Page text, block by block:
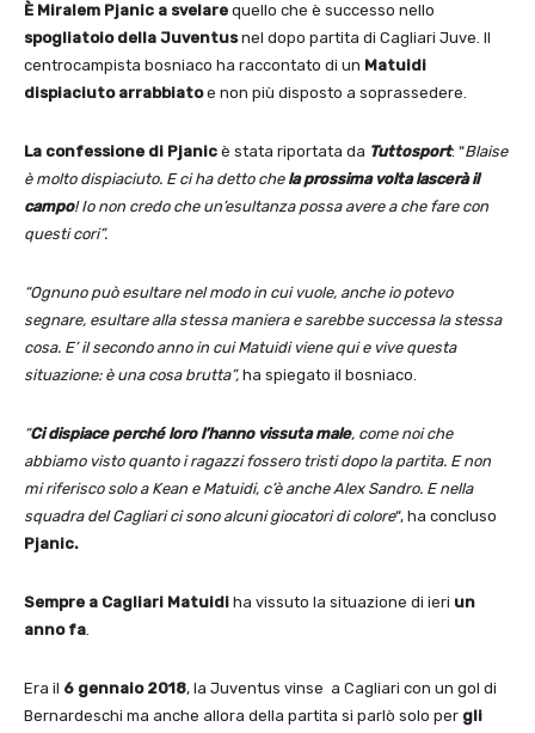
È Miralem Pjanic a svelare quello che è successo nello
spogliatoio della Juventusnel dopo partita di Cagliari Juve. Il
centrocampista bosniaco ha raccontato di un Matuidi
dispiaciuto arrabbiatoe non più disposto a soprassedere.
La confessione di Pjanic è stata riportata da Tuttosport: “Blaise
è molto dispiaciuto. E ci ha detto che la prossima volta lascerà il
campo! Io non credo che un’esultanza possa avere a che fare con
questi cori”.
“Ognuno può esultare nel modo in cui vuole, anche io potevo
segnare, esultare alla stessa maniera e sarebbe successa la stessa
cosa. E’ il secondo anno in cui Matuidi viene qui e vive questa
situazione: è una cosa brutta”, ha spiegato il bosniaco.
“Ci dispiace perché loro l’hanno vissuta male, come noi che
abbiamo visto quanto i ragazzi fossero tristi dopo la partita. E non
mi riferisco solo a Kean e Matuidi, c’è anche Alex Sandro. E nella
squadra del Cagliari ci sono alcuni giocatori di colore“, ha concluso
Pjanic.
Sempre a Cagliari Matuidi ha vissuto la situazione di ieri un
anno fa.
Era il 6 gennaio 2018, la Juventus vinse a Cagliari con un gol di
Bernardeschi ma anche allora della partita si parlò solo per gli